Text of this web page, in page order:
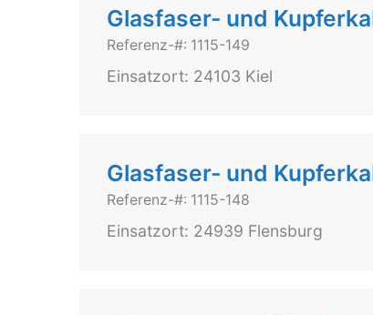
Glasfaser- und
Referenz-#: 1115-149
Einsatzort: 24103 Kiel
Glasfaser- und
Referenz-#: 1115-148
Einsatzort: 24939 Flensburg